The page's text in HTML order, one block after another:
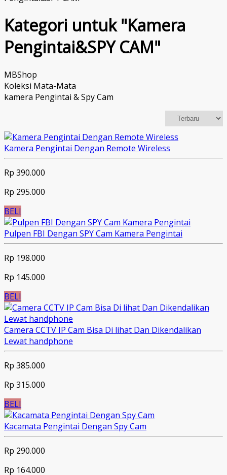
Kategori untuk "Kamera
Pengintai&SPY CAM"
MBShop
Koleksi Mata-Mata
kamera Pengintai & Spy Cam
Kamera Pengintai Dengan Remote Wireless
Rp 390.000
Rp 295.000
BELI
Pulpen FBI Dengan SPY Cam Kamera Pengintai
Rp 198.000
Rp 145.000
BELI
Camera CCTV IP Cam Bisa Di lihat Dan Dikendalikan
Lewat handphone
Rp 385.000
Rp 315.000
BELI
Kacamata Pengintai Dengan Spy Cam
Rp 290.000
Rp 164.000